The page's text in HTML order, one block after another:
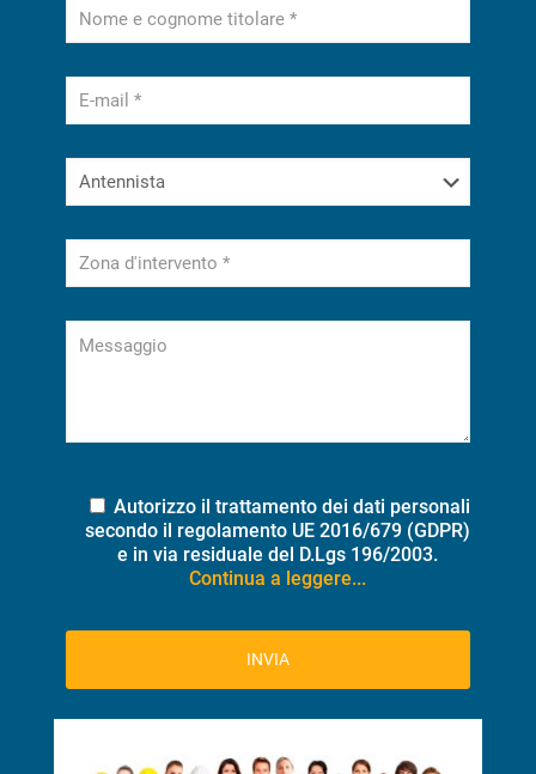
Autorizzo il trattamento dei dati personali
secondo il regolamento UE 2016/679 (GDPR)
e in via residuale del D.Lgs 196/2003.
Continua a leggere...